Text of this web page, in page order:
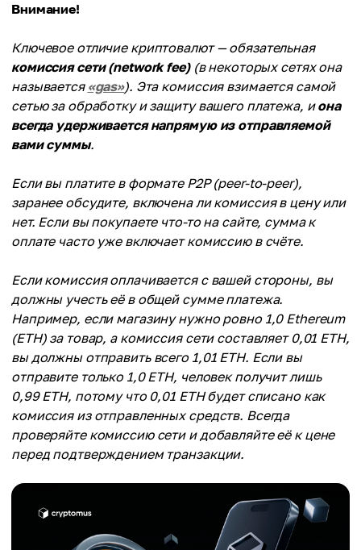
Внимание!
Ключевое отличие криптовалют — обязательная
комиссия сети (network fee)(в некоторых сетях она
называется «gas»). Эта комиссия взимается самой
сетью за обработку и защиту вашего платежа, иона
всегда удерживается напрямую из отправляемой
вами суммы.
Если вы платите в формате P2P (peer-to-peer),
заранее обсудите, включена ли комиссия в цену или
нет. Если вы покупаете что-то на сайте, сумма к
оплате часто уже включает комиссию в счёте.
Если комиссия оплачивается с вашей стороны, вы
должны учесть её в общей сумме платежа.
Например, если магазину нужно ровно 1,0 Ethereum
(ETH) за товар, а комиссия сети составляет 0,01 ETH,
вы должны отправить всего 1,01 ETH. Если вы
отправите только 1,0 ETH, человек получит лишь
0,99 ETH, потому что 0,01 ETH будет списано как
комиссия из отправленных средств. Всегда
проверяйте комиссию сети и добавляйте её к цене
перед подтверждением транзакции.